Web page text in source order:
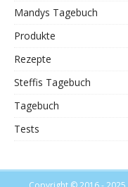
Mandys Tagebuch
Produkte
Rezepte
Steffis Tagebuch
Tagebuch
Tests